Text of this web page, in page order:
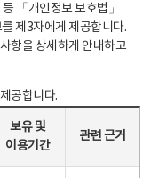
「개인정보 보호법」
제3자에게 제공합니다.
항을 상세하게 안내하고
공합니다.
보유 및
이용기간
관련 근거